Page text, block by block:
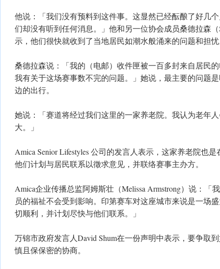
他说：「我们没有预料到这件事。这显然已经酝酿了好几
们却没有听到任何消息。」他和另一位协会成员桑德拉森（
示，他们很快就收到了当地居民如潮水般涌来的问题和担
桑德拉森说：「我的（电邮）收件匣被一百多封来自居民
我有关于这场赛事数不完的问题。」她说，最主要的问题
边的出行。
她说：「赛道将经过我们这里的一家养老院。我认为老年
大。」
Amica Senior Lifestyles 公司的发言人表示，这家养老院也
他们计划与居民联系以徵求意见，并联络赛事主办方。
Amica企业传播总监阿姆斯壮（Melissa Armstrong）说：「
员的福祉不会受到影响。印第赛车对这座城市来说是一场
切顺利，并计划尽快与他们联系。」
万锦市政府发言人David Shum在一份声明中表示，要争取
慎且保保密的协商。